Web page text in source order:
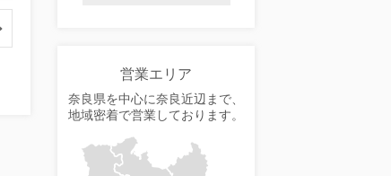
営業エリア
奈良県を中心に奈良近辺まで、
地域密着で営業しております。